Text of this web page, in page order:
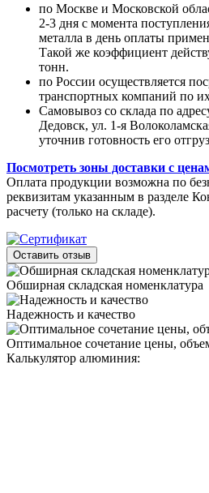
по Москве и Московской
2-3 дня с момента
металла в день оплаты
Такой же коэффициент
тонн.
по России осуществляется
транспортных компаний по
Самовывоз со склада по
Дедовск, ул. 1-я
уточнив готовность его
Посмотреть зоны доставки с
Оплата продукции возможна по
реквизитам указанным в разделе
расчету (только на складе).
Оставить отзыв
Обширная складская номенклатура
Надежность и качество
Оптимальное сочетание цены,
Калькулятор алюминия: